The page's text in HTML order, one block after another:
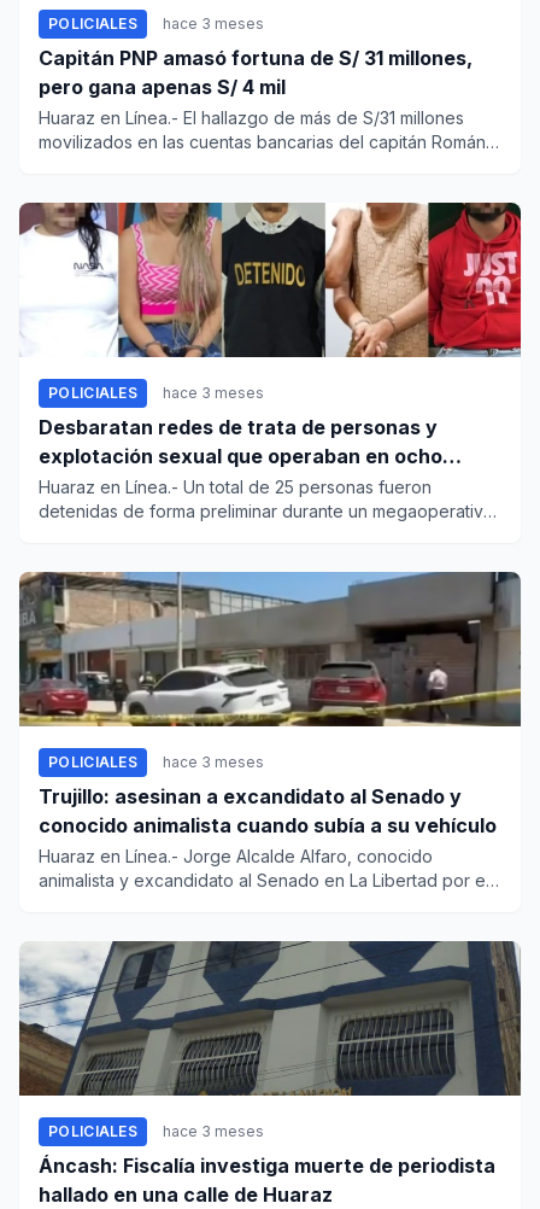
POLICIALES hace 3 meses
Capitán PNP amasó fortuna de S/ 31 millones,
pero gana apenas S/ 4 mil
Huaraz en Línea.- El hallazgo de más de S/31 millones
movilizados en las cuentas bancarias del capitán Román
POLICIALES hace 3 meses
Desbaratan redes de trata de personas y
explotación sexual que operaban en ocho
regiones
Huaraz en Línea.- Un total de 25 personas fueron
detenidas de forma preliminar durante un megaoperativo
POLICIALES hace 3 meses
Trujillo: asesinan a excandidato al Senado y
conocido animalista cuando subía a su vehículo
Huaraz en Línea.- Jorge Alcalde Alfaro, conocido
animalista y excandidato al Senado en La Libertad por el
POLICIALES hace 3 meses
Áncash: Fiscalía investiga muerte de periodista
hallado en una calle de Huaraz